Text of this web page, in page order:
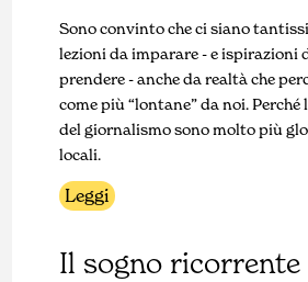
Sono convinto che ci siano
lezioni da imparare - e ispirazioni
prendere - anche da realtà che
come più “lontane” da noi. Perché
del giornalismo sono molto più
locali.
Leggi
Il sogno ricorrente